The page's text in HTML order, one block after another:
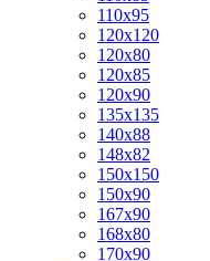
110x95
120x120
120x80
120x85
120x90
135x135
140x88
148x82
150x150
150x90
167x90
168x80
170x90